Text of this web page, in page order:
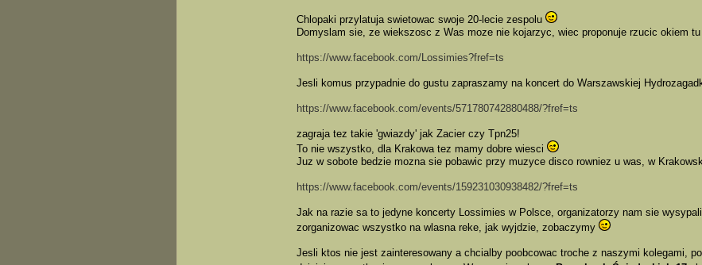
Chlopaki przylatuja swietowac swoje 20-lecie zespolu
Domyslam sie, ze wiekszosc z Was moze nie kojarzyc, wiec proponuje rzucic okiem
https://www.facebook.com/Lossimies?fref=ts
Jesli komus przypadnie do gustu zapraszamy na koncert do Warszawskiej
https://www.facebook.com/events/571780742880488/?fref=ts
zagraja tez takie 'gwiazdy' jak Zacier czy Tpn25!
To nie wszystko, dla Krakowa tez mamy dobre wiesci
Juz w sobote bedzie mozna sie pobawic przy muzyce disco rowniez u was, w
https://www.facebook.com/events/159231030938482/?fref=ts
Jak na razie sa to jedyne koncerty Lossimies w Polsce, organizatorzy nam sie
zorganizowac wszystko na wlasna reke, jak wyjdzie, zobaczymy
Jesli ktos nie jest zainteresowany a chcialby poobcowac troche z naszymi kolegami,